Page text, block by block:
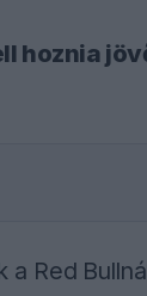
hoznia
Red